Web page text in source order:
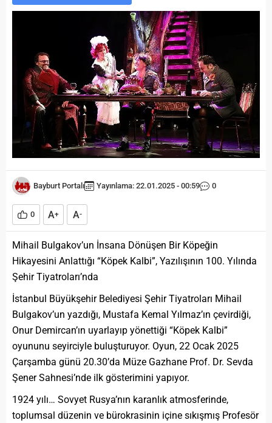
Bayburt Portalı Yayınlama: 22.01.2025 - 00:59 0
0 A+ A-
Mihail Bulgakov’un İnsana Dönüşen Bir Köpeğin
Hikayesini Anlattığı “Köpek Kalbi”, Yazılışının 100. Yılında
Şehir Tiyatroları’nda
İstanbul Büyükşehir Belediyesi Şehir Tiyatroları Mihail
Bulgakov’un yazdığı, Mustafa Kemal Yılmaz’ın çevirdiği,
Onur Demircan’ın uyarlayıp yönettiği “Köpek Kalbi”
oyununu seyirciyle buluşturuyor. Oyun, 22 Ocak 2025
Çarşamba günü 20.30’da Müze Gazhane Prof. Dr. Sevda
Şener Sahnesi’nde ilk gösterimini yapıyor.
1924 yılı… Sovyet Rusya’nın karanlık atmosferinde,
toplumsal düzenin ve bürokrasinin içine sıkışmış Profesör